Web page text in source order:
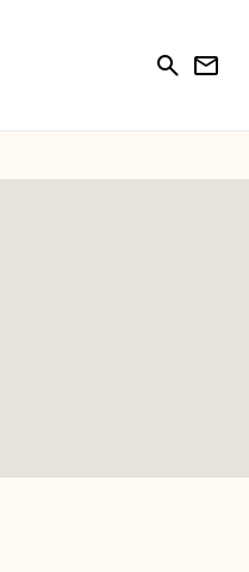
search newsletter